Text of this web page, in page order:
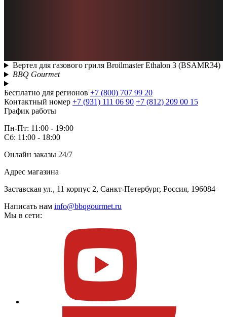
Вертел для газового гриля Broilmaster Ethalon 3 (BSAMR34)
BBQ Gourmet
Бесплатно для регионов +7 (800) 707 99 20
Контактный номер +7 (931) 111 06 90 +7 (812) 209 00 15
График работы
Пн-Пт: 11:00 - 19:00
Сб: 11:00 - 18:00
Онлайн заказы 24/7
Адрес магазина
Заставская ул., 11 корпус 2, Санкт-Петербург, Россия, 196084
Написать нам info@bbqgourmet.ru
Мы в сети: